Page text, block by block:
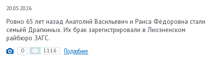
20.05.2026
Ровно 65 лет назад Анатолий Васильевич и Раиса Фёдоровна стали
семьёй Драпкиных. Их брак зарегистрировали в Лиозненском
райбюро ЗАГС.
0 1116 Подробнее